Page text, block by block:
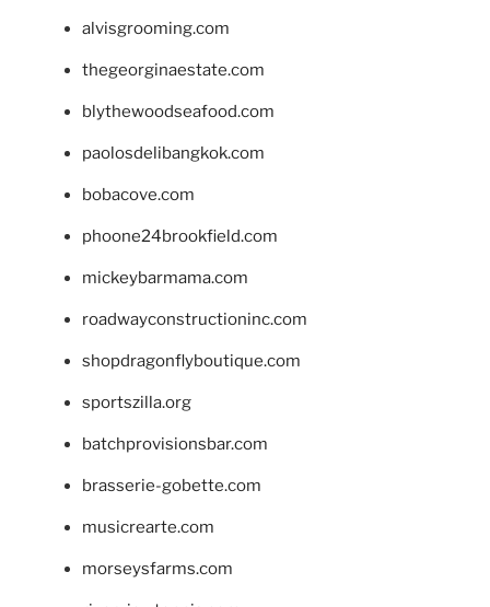
alvisgrooming.com
thegeorginaestate.com
blythewoodseafood.com
paolosdelibangkok.com
bobacove.com
phoone24brookfield.com
mickeybarmama.com
roadwayconstructioninc.com
shopdragonflyboutique.com
sportszilla.org
batchprovisionsbar.com
brasserie-gobette.com
musicrearte.com
morseysfarms.com